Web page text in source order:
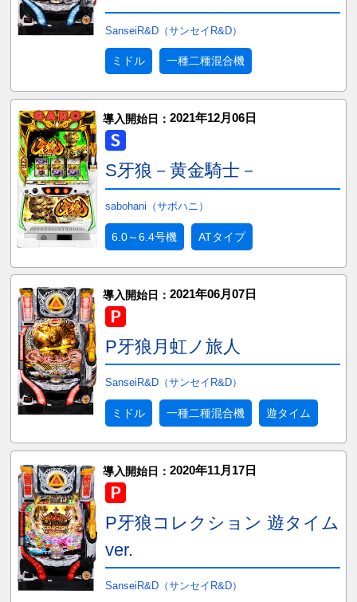
SanseiR&D（サンセイR&D）
ミドル 一種二種混合機
導入開始日： 2021年12月06日
S牙狼－黄金騎士－
sabohani（サボハニ）
6.0～6.4号機 ATタイプ
導入開始日： 2021年06月07日
P牙狼月虹ノ旅人
SanseiR&D（サンセイR&D）
ミドル 一種二種混合機 遊タイム
導入開始日： 2020年11月17日
P牙狼コレクション 遊タイム
ver.
SanseiR&D（サンセイR&D）